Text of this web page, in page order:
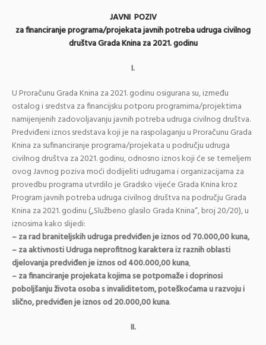
JAVNI POZIV
za financiranje programa/projekata javnih potreba udruga civilnog
društva Grada Knina za 2021. godinu
I.
U Proračunu Grada Knina za 2021. godinu osigurana su, između
ostalog i sredstva za financijsku potporu programima/projektima
namijenjenih zadovoljavanju javnih potreba udruga civilnog društva.
Predviđeni iznos sredstava koji je na raspolaganju u Proračunu Grada
Knina za sufinanciranje programa/projekata u području udruga
civilnog društva za 2021. godinu, odnosno iznos koji će se temeljem
ovog Javnog poziva moći dodijeliti udrugama i organizacijama za
provedbu programa utvrdilo je Gradsko vijeće Grada Knina kroz
Program javnih potreba udruga civilnog društva na području Grada
Knina za 2021. godinu („Službeno glasilo Grada Knina“, broj 20/20), u
iznosima kako slijedi:
– za rad braniteljskih udruga predviđen je iznos od 70.000,00 kuna,
– za aktivnosti Udruga neprofitnog karaktera iz raznih oblasti
djelovanja predviđen je iznos od 400.000,00 kuna,
– za financiranje projekata kojima se potpomaže i doprinosi
poboljšanju života osoba s invaliditetom, poteškoćama u razvoju i
slično, predviđen je iznos od 20.000,00 kuna.
II.